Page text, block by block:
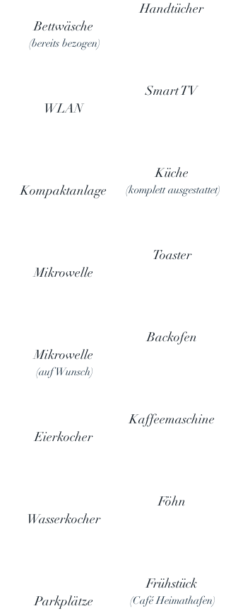
Bettwäsche
(bereits bezogen)
WLAN
Kompaktanlage
Mikrowelle
Mikrowelle
(auf Wunsch)
Eierkocher
Wasserkocher
Parkplätze
Handtücher
Smart TV
Küche
(komplett ausgestattet)
Toaster
Backofen
Kaffeemaschine
Föhn
Frühstück
(Café Heimathafen)